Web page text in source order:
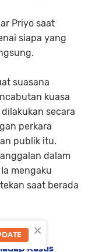
Priyo saat
siapa yang
suasana
kuasa
secara
perkara
publik itu.
dalam
mengaku
saat berada
Kasus
×